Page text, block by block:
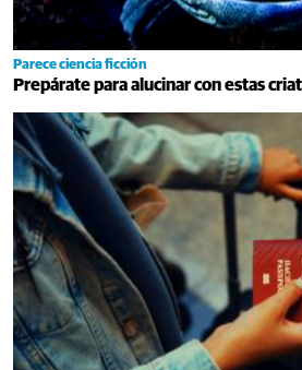
Parece ciencia ficción
Prepárate para alucinar con estas